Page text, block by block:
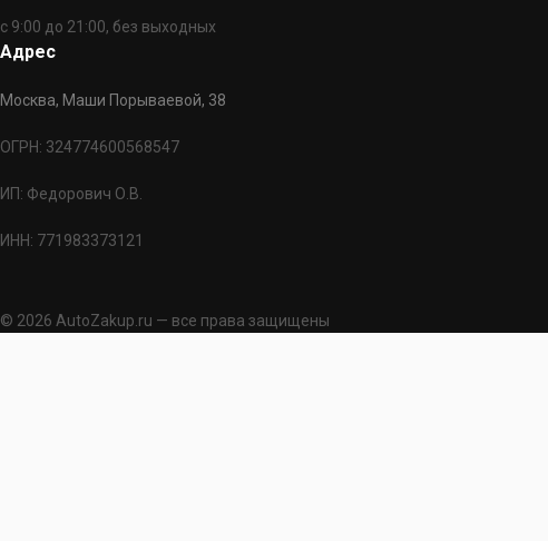
с 9:00 до 21:00, без выходных
Адрес
Москва, Маши Порываевой, 38
ОГРН: 324774600568547
ИП: Федорович О.В.
ИНН: 771983373121
© 2026 AutoZakup.ru — все права защищены